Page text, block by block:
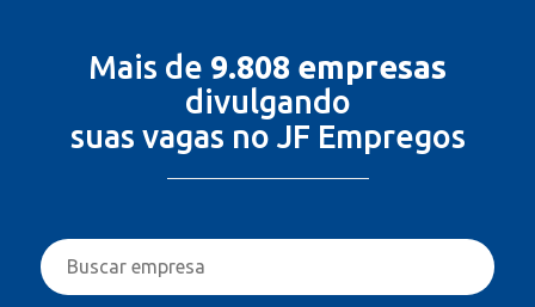
Mais de 9.808 empresas
divulgando
suas vagas no JF Empregos